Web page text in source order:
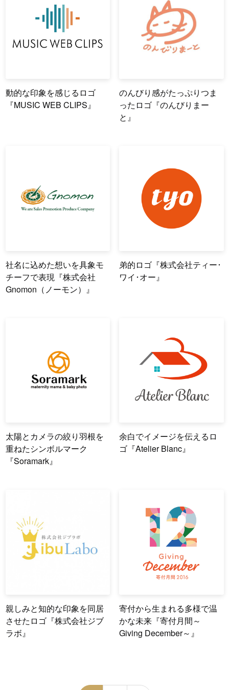
動的な印象を感じるロゴ
『MUSIC WEB CLIPS』
のんびり感がたっぷりつま
ったロゴ『のんびりまー
と』
社名に込めた想いを具象モ
チーフで表現『株式会社
Gnomon（ノーモン）』
弟的ロゴ『株式会社ティー･
ワイ･オー』
太陽とカメラの絞り羽根を
重ねたシンボルマーク
『Soramark』
余白でイメージを伝えるロ
ゴ『Atelier Blanc』
親しみと知的な印象を同居
させたロゴ『株式会社ジブ
ラボ』
寄付から生まれる多様で温
かな未来『寄付月間～
Giving December～』